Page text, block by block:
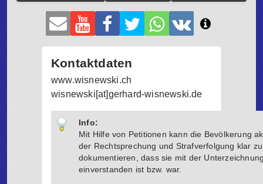
Kontaktdaten
www.wisnewski.ch
wisnewski[at]gerhard-wisnewski.de
Info:
Mit Hilfe von Petitionen kann die Bevölkerung
der Rechtsprechung und Strafverfolgung klar
dokumentieren, dass sie mit der
einverstanden ist bzw. war.